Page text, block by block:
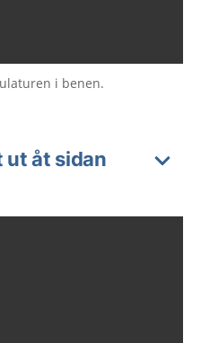
i benen.
ut åt sidan